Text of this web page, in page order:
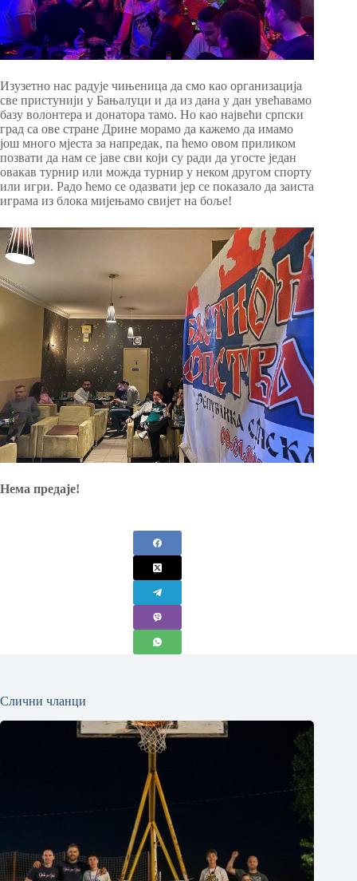
Изузетно нас радује чињеница да смо као организација
све пристунији у Бањалуци и да из дана у дан увећавамо
базу волонтера и донатора тамо. Но као највећи српски
град са ове стране Дрине морамо да кажемо да имамо
још много мјеста за напредак, па ћемо овом приликом
позвати да нам се јаве сви који су ради да угосте један
овакав турнир или можда турнир у неком другом спорту
или игри. Радо ћемо се одазвати јер се показало да заиста
играма из блока мијењамо свијет на боље!
Нема предаје!
Слични чланци